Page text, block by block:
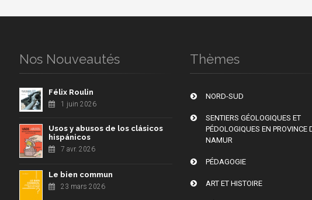
Nos Nouveautés
Félix Roulin
1 juin 2026
Usos y abusos de los clásicos
hispánicos
7 avr. 2026
Le bien commun
23 mars 2026
Thèmes
NORD-SUD
SENTIERS GÉOLOGIQUES ET
PÉDOLOGIQUES EN PROVINCE
NAMUR
PÉDAGOGIE
ART ET HISTOIRE